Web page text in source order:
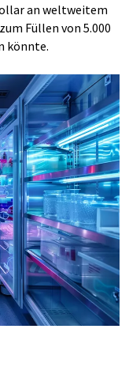
an weltweitem
Füllen von 5.000
könnte.